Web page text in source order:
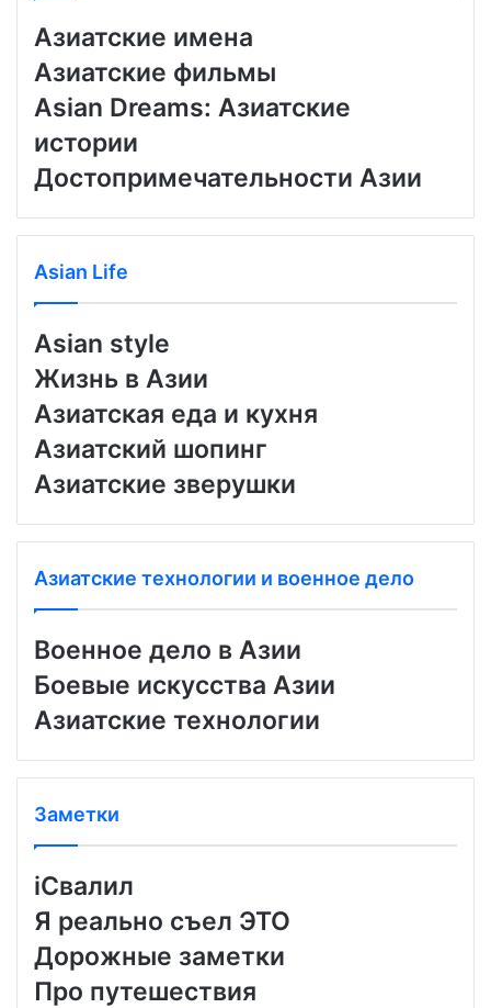
Азиатские имена
Азиатские фильмы
Asian Dreams: Азиатские
истории
Достопримечательности Азии
Asian Life
Asian style
Жизнь в Азии
Азиатская еда и кухня
Азиатский шопинг
Азиатские зверушки
Азиатские технологии и военное дело
Военное дело в Азии
Боевые искусства Азии
Азиатские технологии
Заметки
iСвалил
Я реально съел ЭТО
Дорожные заметки
Про путешествия